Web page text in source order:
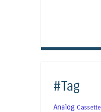
#Tag
Analog Cassette